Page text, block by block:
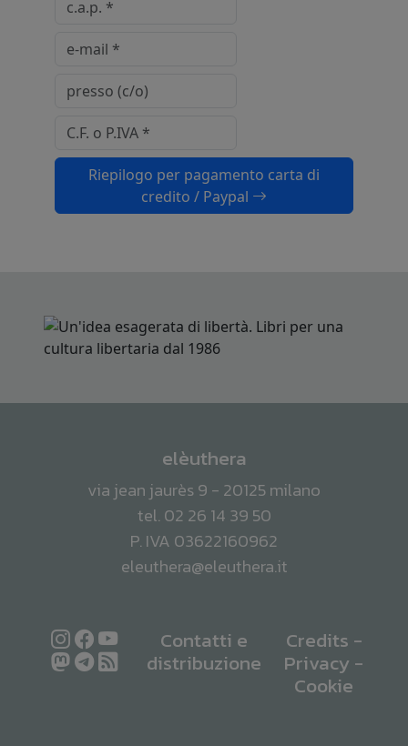
Riepilogo per pagamento carta di
credito / Paypal
elèuthera
via jean jaurès 9 - 20125 milano
tel. 02 26 14 39 50
P. IVA 03622160962
eleuthera@eleuthera.it
Contatti e
distribuzione
Credits -
Privacy -
Cookie